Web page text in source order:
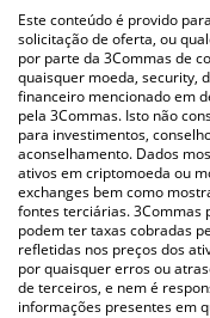
acima para verificar o
moedas fiat e
Este conteúdo é provido
solicitação de oferta, ou
por parte da 3Commas de
quaisquer moeda, security,
financeiro mencionado em
pela 3Commas. Isto não
para investimentos,
aconselhamento. Dados
ativos em criptomoeda ou
exchanges bem como
fontes terciárias. 3Commas
podem ter taxas cobradas
refletidas nos preços dos
por quaisquer erros ou
de terceiros, e nem é
informações presentes em